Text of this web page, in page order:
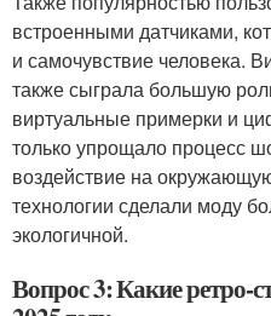
встроенными датчиками,
и самочувствие человека.
также сыграла большую
виртуальные примерки и
только упрощало процесс
воздействие на
технологии сделали моду
экологичной.
Вопрос 3: Какие ретро-